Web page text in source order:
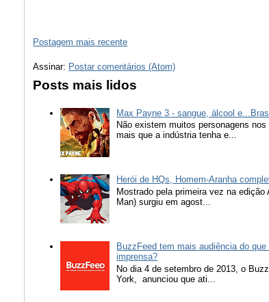
Postagem mais recente
Assinar: Postar comentários (Atom)
Posts mais lidos
Max Payne 3 - sangue, álcool
Não existem muitos personagens
mais que a indústria tenha e...
Herói de HQs, Homem-Aranha
Mostrado pela primeira vez na
Man) surgiu em agost...
BuzzFeed tem mais audiência do
imprensa?
No dia 4 de setembro de 2013, o
York, anunciou que ati...